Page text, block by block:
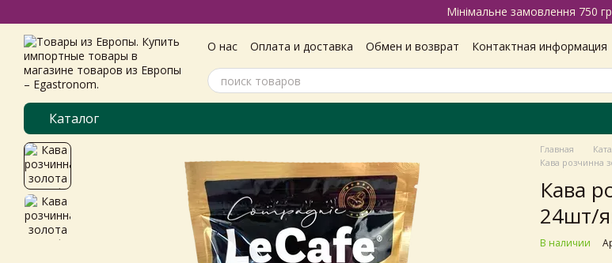
Мінімальне замовлення 750
О нас Оплата и доставка Обмен и возврат
Контактная информация
Пользовательское соглашение
Каталог
Главная
Кава розчинна
Кава
24шт/
В наличии